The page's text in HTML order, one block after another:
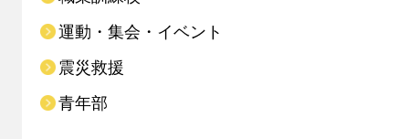
運動・集会・イベント
震災救援
青年部